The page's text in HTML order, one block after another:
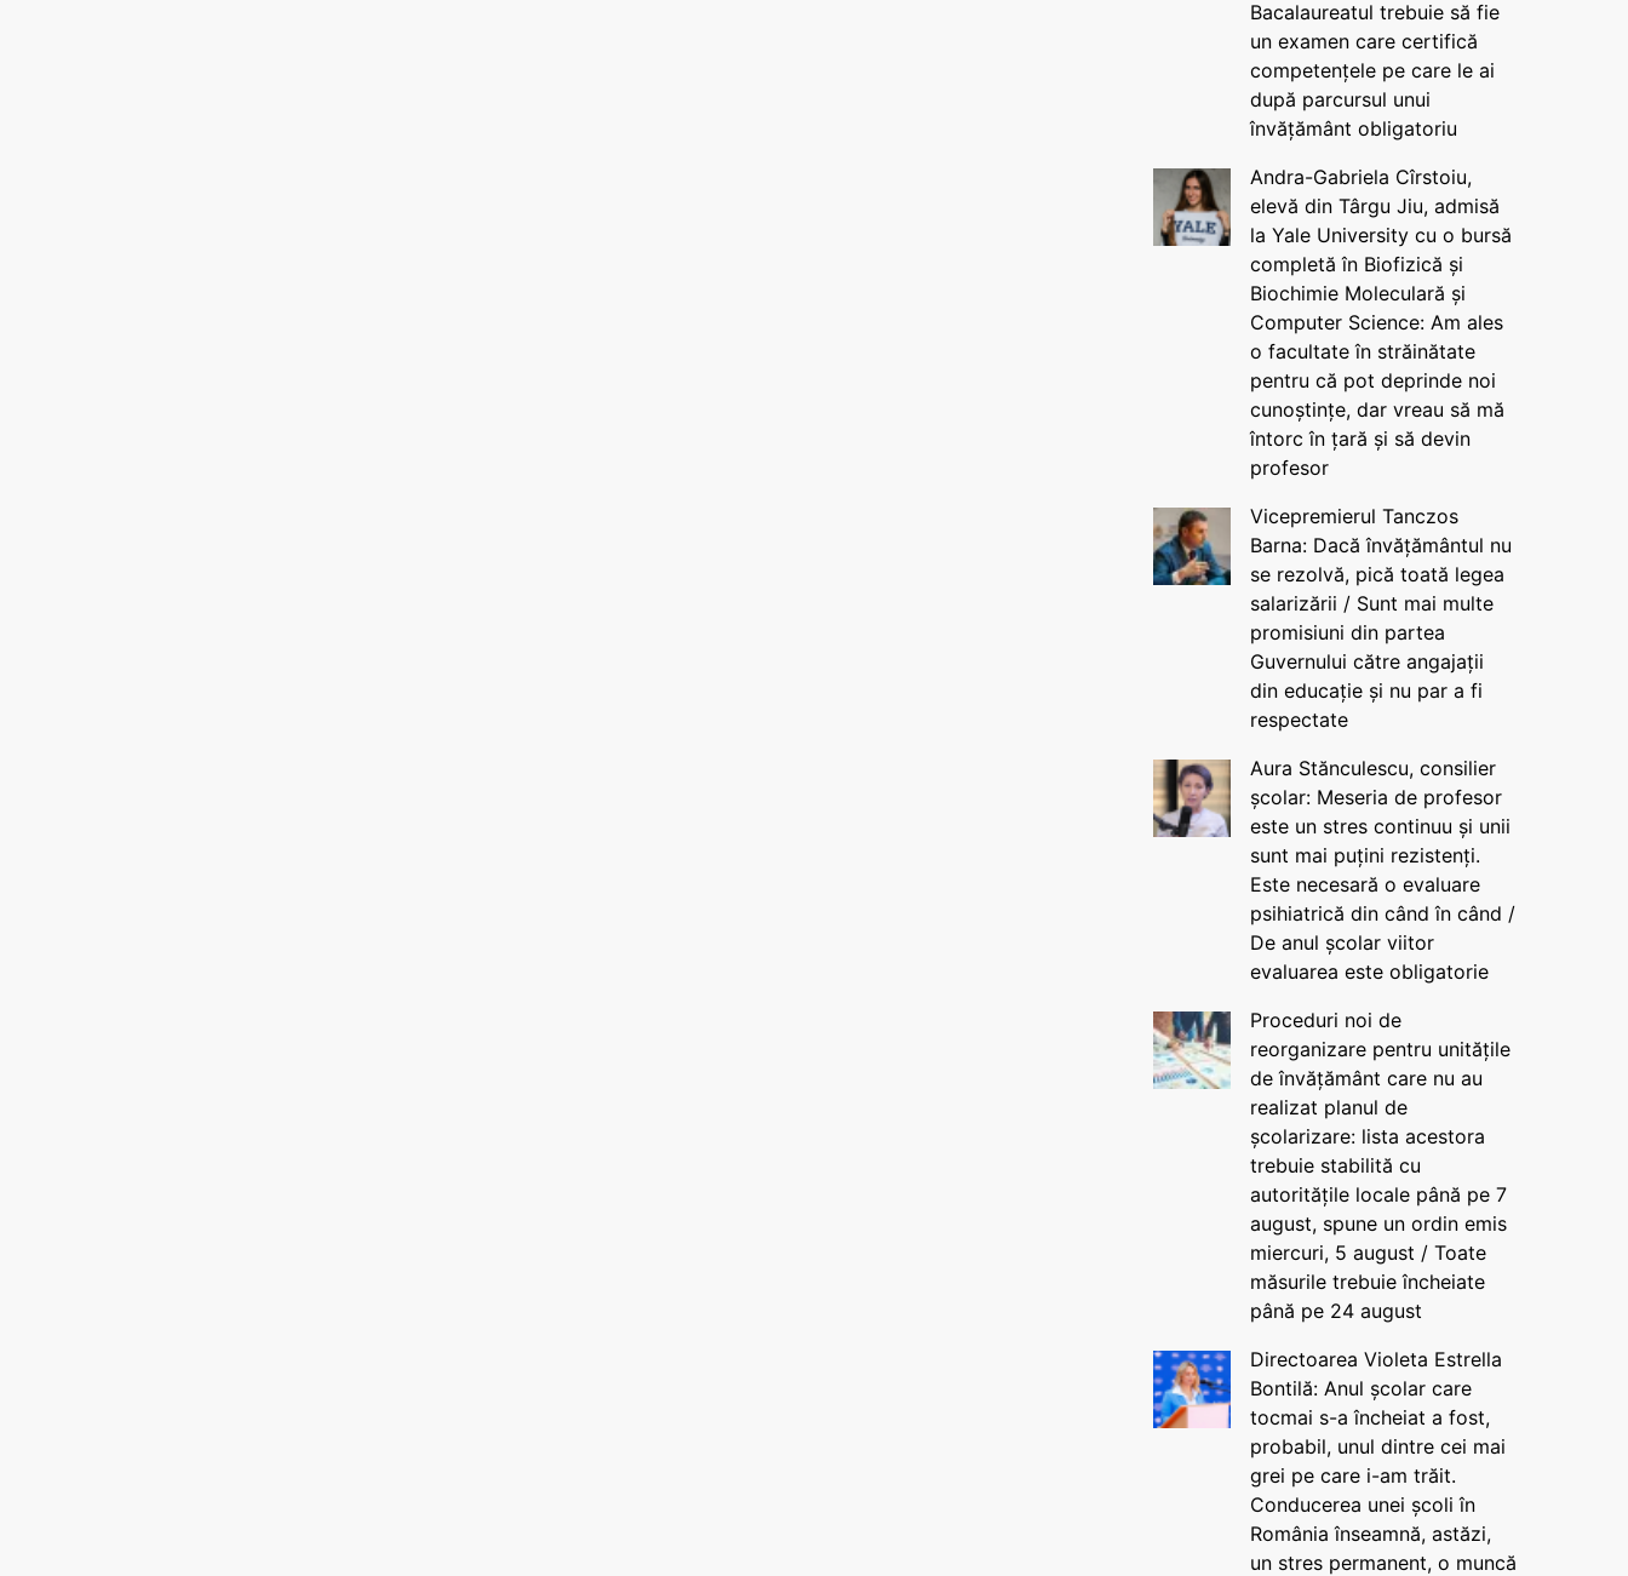
Bacalaureatul trebuie să fie
un examen care certifică
competențele pe care le ai
după parcursul unui
învățământ obligatoriu
Andra-Gabriela Cîrstoiu,
elevă din Târgu Jiu, admisă
la Yale University cu o bursă
completă în Biofizică și
Biochimie Moleculară și
Computer Science: Am ales
o facultate în străinătate
pentru că pot deprinde noi
cunoștințe, dar vreau să mă
întorc în țară și să devin
profesor
Vicepremierul Tanczos
Barna: Dacă învățământul nu
se rezolvă, pică toată legea
salarizării / Sunt mai multe
promisiuni din partea
Guvernului către angajații
din educație și nu par a fi
respectate
Aura Stănculescu, consilier
școlar: Meseria de profesor
este un stres continuu și unii
sunt mai puțini rezistenți.
Este necesară o evaluare
psihiatrică din când în când /
De anul școlar viitor
evaluarea este obligatorie
Proceduri noi de
reorganizare pentru unitățile
de învățământ care nu au
realizat planul de
școlarizare: lista acestora
trebuie stabilită cu
autoritățile locale până pe 7
august, spune un ordin emis
miercuri, 5 august / Toate
măsurile trebuie încheiate
până pe 24 august
Directoarea Violeta Estrella
Bontilă: Anul școlar care
tocmai s-a încheiat a fost,
probabil, unul dintre cei mai
grei pe care i-am trăit.
Conducerea unei școli în
România înseamnă, astăzi,
un stres permanent, o muncă